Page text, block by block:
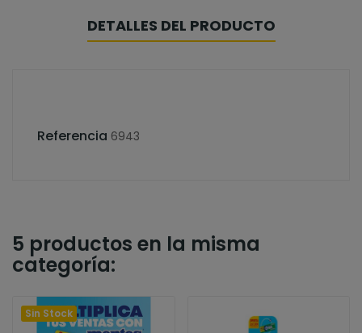
DETALLES DEL PRODUCTO
Referencia 6943
5 productos en la misma
categoría:
Sin Stock